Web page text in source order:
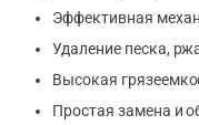
Эффективная
Удаление песка,
Высокая
Простая замена и